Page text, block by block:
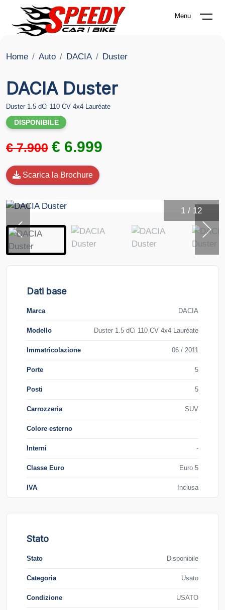
Menu
Home Auto DACIA Duster
DACIA Duster
Duster 1.5 dCi 110 CV 4x4 Lauréate
DISPONIBILE
€ 7.900 € 6.999
Scarica la Brochure
1 / 12
Dati base
Marca DACIA
Modello Duster 1.5 dCi 110 CV 4x4 Lauréate
Immatricolazione 06 / 2011
Porte 5
Posti 5
Carrozzeria SUV
Colore esterno
Interni -
Classe Euro Euro 5
IVA Inclusa
Stato
Stato Disponibile
Categoria Usato
Condizione USATO